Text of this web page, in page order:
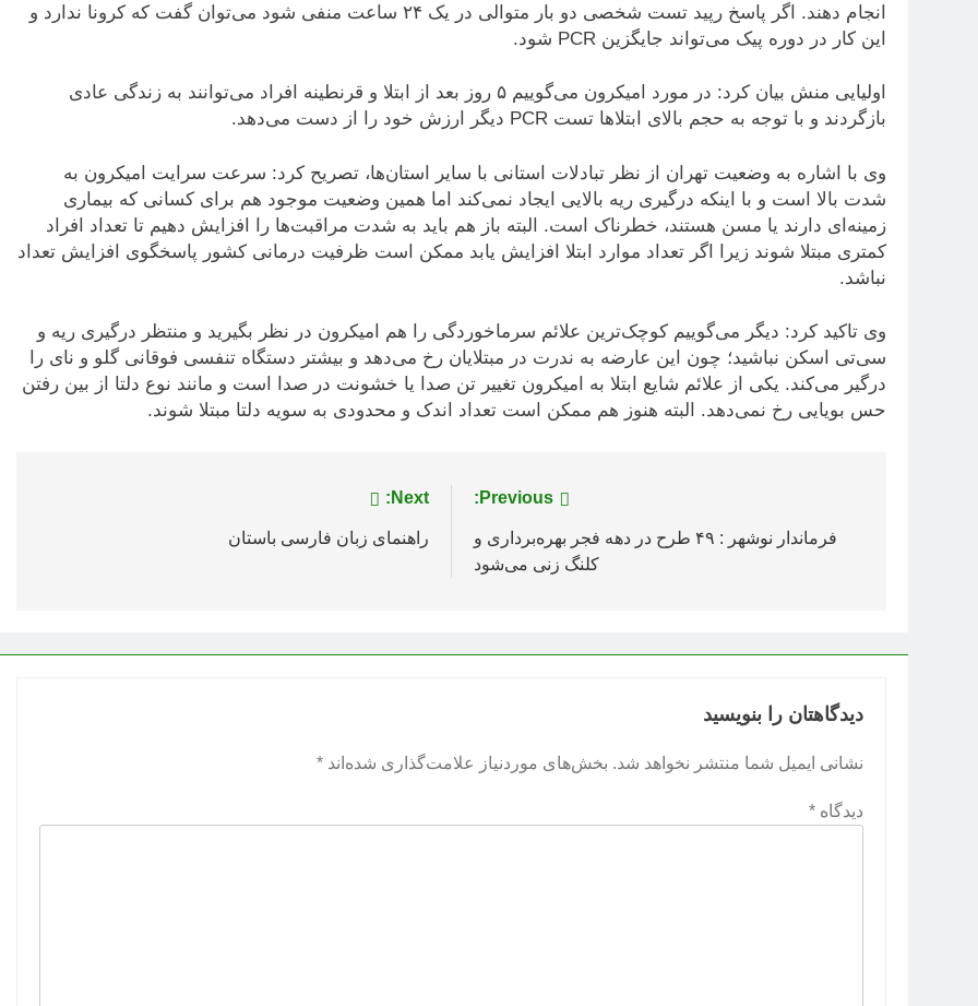
انجام دهند. اگر پاسخ رپید تست شخصی دو بار متوالی در یک ۲۴ ساعت منفی شود می‌توان گفت که کرونا ندارد و
این کار در دوره پیک می‌تواند جایگزین PCR شود.
اولیایی منش‌ بیان کرد: در مورد امیکرون می‌گوییم ۵ روز بعد از ابتلا و قرنطینه افراد می‌توانند به زندگی عادی
بازگردند و با توجه به حجم بالای ابتلاها تست PCR دیگر ارزش خود را از دست می‌دهد.
وی با اشاره به وضعیت تهران از نظر تبادلات استانی با سایر استان‌ها، تصریح کرد: سرعت سرایت امیکرون به
شدت بالا است و با اینکه درگیری ریه بالایی ایجاد نمی‌کند اما همین وضعیت موجود هم برای کسانی که بیماری
زمینه‌ای دارند یا مسن هستند، خطرناک است. البته باز هم باید به شدت مراقبت‌ها را افزایش دهیم تا تعداد افراد
کمتری مبتلا شوند زیرا اگر تعداد موارد ابتلا افزایش یابد ممکن است ظرفیت درمانی کشور پاسخگوی افزایش تعداد
نباشد.
وی تاکید کرد: دیگر می‌گوییم کوچک‌ترین علائم سرماخوردگی را هم امیکرون در نظر بگیرید و منتظر درگیری ریه و
سی‌تی اسکن نباشید؛ چون این عارضه به ندرت در مبتلایان رخ می‌دهد و بیشتر دستگاه تنفسی فوقانی گلو و نای را
درگیر می‌کند. یکی از علائم شایع ابتلا به امیکرون تغییر تن صدا یا خشونت در صدا است و مانند نوع دلتا از بین رفتن
حس بویایی رخ نمی‌دهد. البته هنوز هم ممکن است تعداد اندک و محدودی به سویه دلتا مبتلا شوند.
نوشته
Previous:
فرماندار نوشهر : ۴۹ طرح در دهه فجر بهره‌برداری و
کلنگ زنی می‌شود
Next:
راهنمای زبان فارسی باستان
دیدگاهتان را بنویسید
نشانی ایمیل شما منتشر نخواهد شد. بخش‌های موردنیاز علامت‌گذاری شده‌اند *
دیدگاه *